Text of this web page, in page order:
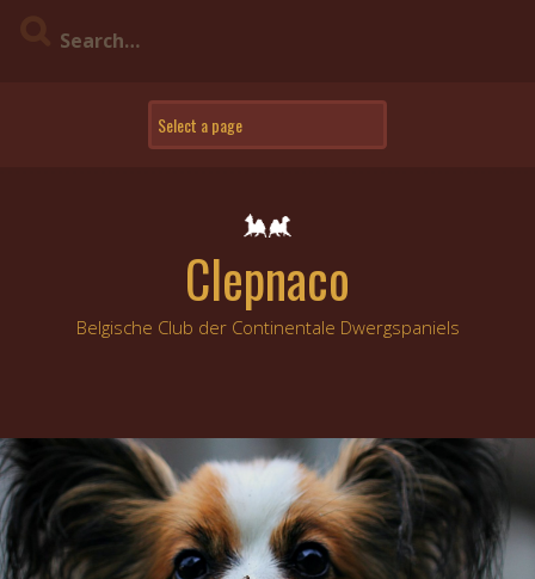
Clepnaco
Belgische Club der Continentale Dwergspaniels